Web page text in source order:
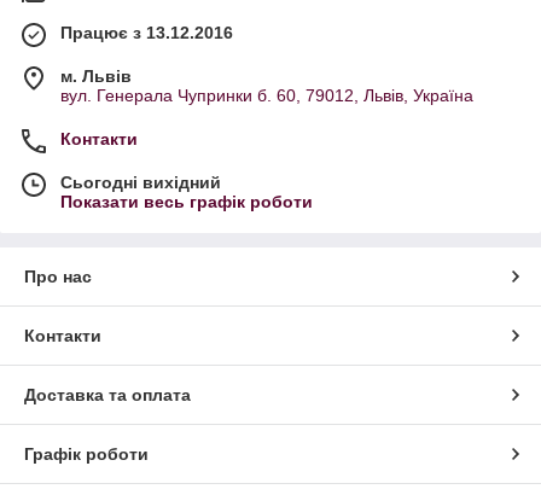
Працює з 13.12.2016
м. Львів
вул. Генерала Чупринки б. 60, 79012, Львів, Україна
Контакти
Сьогодні вихідний
Показати весь графік роботи
Про нас
Контакти
Доставка та оплата
Графік роботи